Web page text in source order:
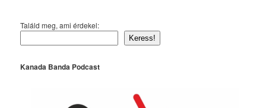
Találd meg, ami érdekel:
Keress!
Kanada Banda Podcast